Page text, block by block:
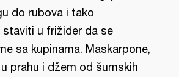
do rubova i tako
u frižider da se
sa kupinama. Maskarpone,
prahu i džem od šumskih